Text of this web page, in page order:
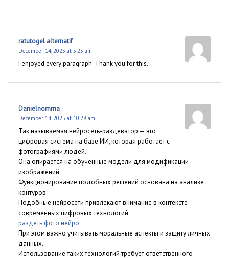
ratutogel alternatif
December 14, 2025 at 5:25 am
I enjoyed every paragraph. Thank you for this.
Danielnomma
December 14, 2025 at 10:28 am
Так называемая нейросеть-раздеватор — это
цифровая система на базе ИИ, которая работает с
фотографиями людей.
Она опирается на обученные модели для модификации
изображений.
Функционирование подобных решений основана на анализе
контуров.
Подобные нейросети привлекают внимание в контексте
современных цифровых технологий.
раздеть фото нейро
При этом важно учитывать моральные аспекты и защиту личных
данных.
Использование таких технологий требует ответственного